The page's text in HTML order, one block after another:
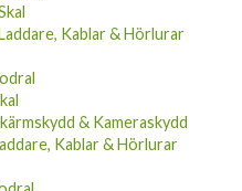
Kablar & Hörlurar
& Kameraskydd
Kablar & Hörlurar